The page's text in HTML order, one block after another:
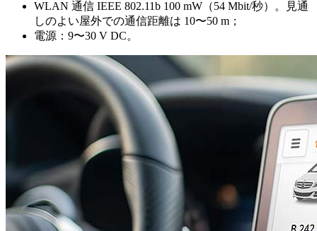
WLAN 通信 IEEE 802.11b 100 mW（54 Mbit/秒）。見通
しのよい屋外での通信距離は 10〜50 m；
電源：9〜30 V DC。